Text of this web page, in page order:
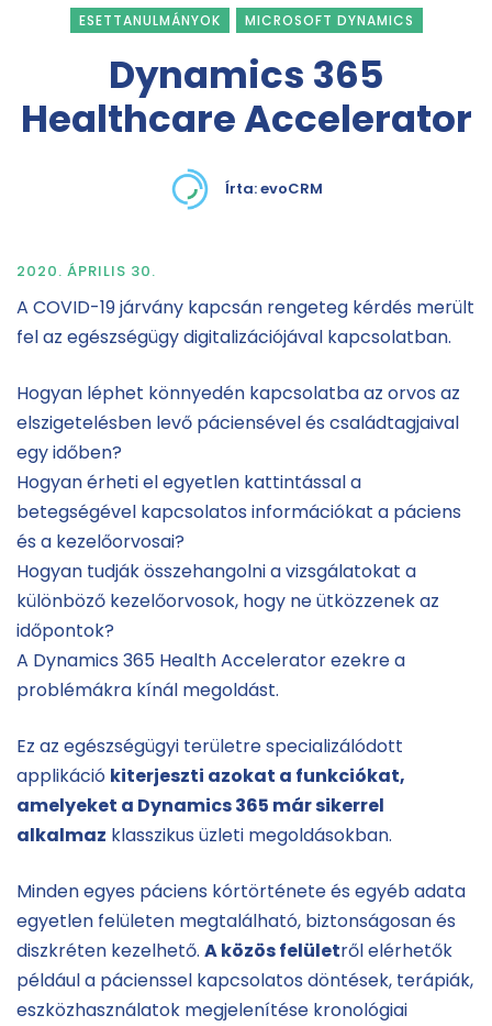
ESETTANULMÁNYOK MICROSOFT DYNAMICS
Dynamics 365
Healthcare Accelerator
Írta:evoCRM
2020. ÁPRILIS 30.
A COVID-19 járvány kapcsán rengeteg kérdés merült
fel az egészségügy digitalizációjával kapcsolatban.
Hogyan léphet könnyedén kapcsolatba az orvos az
elszigetelésben levő páciensével és családtagjaival
egy időben?
Hogyan érheti el egyetlen kattintással a
betegségével kapcsolatos információkat a páciens
és a kezelőorvosai?
Hogyan tudják összehangolni a vizsgálatokat a
különböző kezelőorvosok, hogy ne ütközzenek az
időpontok?
A Dynamics 365 Health Accelerator ezekre a
problémákra kínál megoldást.
Ez az egészségügyi területre specializálódott
applikáció kiterjeszti azokat a funkciókat,
amelyeket a Dynamics 365 már sikerrel
alkalmaz klasszikus üzleti megoldásokban.
Minden egyes páciens kórtörténete és egyéb adata
egyetlen felületen megtalálható, biztonságosan és
diszkréten kezelhető. A közös felületről elérhetők
például a pácienssel kapcsolatos döntések, terápiák,
eszközhasználatok megjelenítése kronológiai